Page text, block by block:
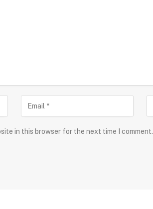
in this browser for the next time I comment.